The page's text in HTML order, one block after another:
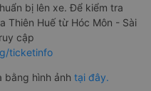
bị lên xe. Để kiểm tra
Thiên Huế từ Hóc Môn - Sài
cập
ticketinfo
bằng hình ảnh tại đây.